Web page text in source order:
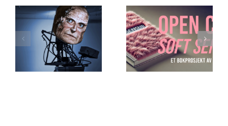
SOFT
SENSUR:
OPEN CALL
Meta.Morf
2018 – A
Beautiful
Accident